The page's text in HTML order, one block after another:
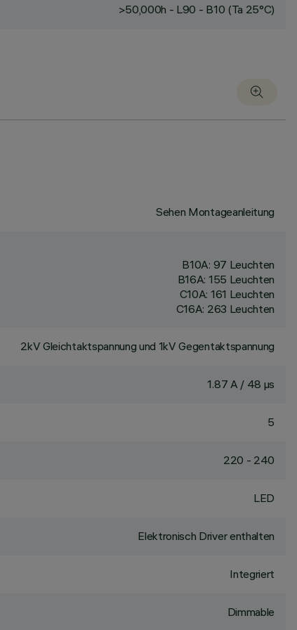
>50,000h - L90 - B10 (Ta 25°C)
Sehen Montageanleitung
B10A: 97 Leuchten
B16A: 155 Leuchten
C10A: 161 Leuchten
C16A: 263 Leuchten
2kV Gleichtaktspannung und 1kV Gegentaktspannung
1.87 A / 48 µs
5
220 - 240
LED
Elektronisch Driver enthalten
Integriert
Dimmable